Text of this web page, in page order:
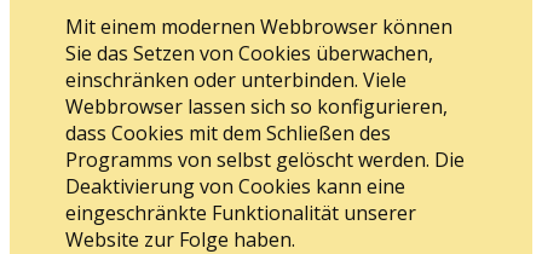
Mit einem modernen Webbrowser können
Sie das Setzen von Cookies überwachen,
einschränken oder unterbinden. Viele
Webbrowser lassen sich so konfigurieren,
dass Cookies mit dem Schließen des
Programms von selbst gelöscht werden. Die
Deaktivierung von Cookies kann eine
eingeschränkte Funktionalität unserer
Website zur Folge haben.